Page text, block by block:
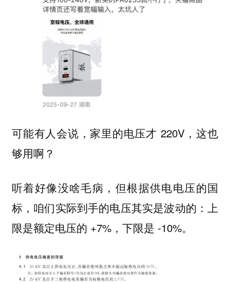
可能有人会说，家里的电压才 220V，这也
够用啊？
听着好像没啥毛病，但根据供电电压的国
标，咱们实际到手的电压其实是波动的：上
限是额定电压的 +7%，下限是 -10%。